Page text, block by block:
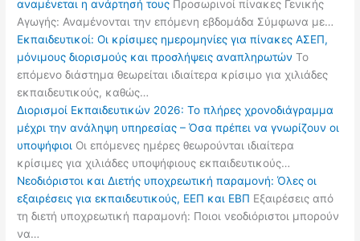
αναμένεται η ανάρτησή τους Προσωρινοί πίνακες Γενικής
Αγωγής: Αναμένονται την επόμενη εβδομάδα Σύμφωνα με…
Εκπαιδευτικοί: Οι κρίσιμες ημερομηνίες για πίνακες ΑΣΕΠ,
μόνιμους διορισμούς και προσλήψεις αναπληρωτών Το
επόμενο διάστημα θεωρείται ιδιαίτερα κρίσιμο για χιλιάδες
εκπαιδευτικούς, καθώς…
Διορισμοί Εκπαιδευτικών 2026: Το πλήρες χρονοδιάγραμμα
μέχρι την ανάληψη υπηρεσίας – Όσα πρέπει να γνωρίζουν οι
υποψήφιοι Οι επόμενες ημέρες θεωρούνται ιδιαίτερα
κρίσιμες για χιλιάδες υποψήφιους εκπαιδευτικούς…
Νεοδιόριστοι και Διετής υποχρεωτική παραμονή: Όλες οι
εξαιρέσεις για εκπαιδευτικούς, ΕΕΠ και ΕΒΠ Εξαιρέσεις από
τη διετή υποχρεωτική παραμονή: Ποιοι νεοδιόριστοι μπορούν
να…